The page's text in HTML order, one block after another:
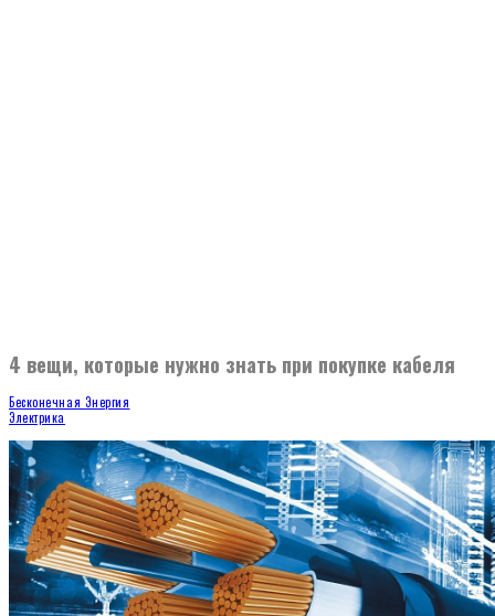
4 вещи, которые нужно знать при покупке кабеля
Бесконечная Энергия
Электрика